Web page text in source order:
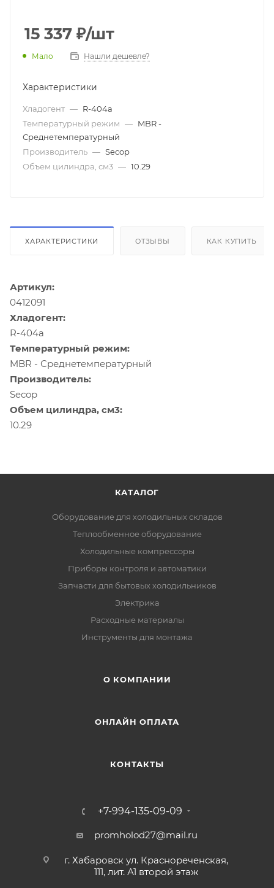
15 337 ₽/шт
Мало Нашли дешевле?
Характеристики
Хладогент — R-404а
Температурный режим — MBR -
Среднетемпературный
Производитель — Secop
Объем цилиндра, см3 — 10.29
ХАРАКТЕРИСТИКИ ОТЗЫВЫ КАК КУПИТЬ
Артикул:
0412091
Хладогент:
R-404а
Температурный режим:
MBR - Среднетемпературный
Производитель:
Secop
Объем цилиндра, см3:
10.29
КАТАЛОГ
Оборудование для холодильных складов
Теплообменное оборудование
Холодильные компрессоры
Приборы контроля и автоматики
Запчасти для бытовых холодильников
Электрика
Расходные материалы
Инструменты для монтажа
О КОМПАНИИ
ОНЛАЙН ОПЛАТА
КОНТАКТЫ
+7-994-135-09-09
promholod27@mail.ru
г. Хабаровск ул. Краснореченская,
111, лит. А1 второй этаж